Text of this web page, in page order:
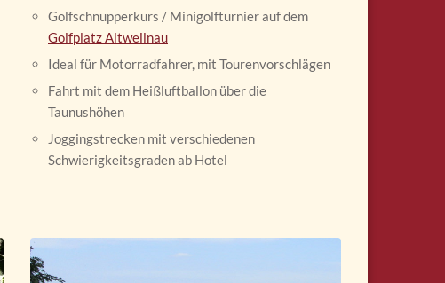
Golfschnupperkurs / Minigolfturnier auf dem
Golfplatz Altweilnau
Ideal für Motorradfahrer, mit Tourenvorschlägen
Fahrt mit dem Heißluftballon über die
Taunushöhen
Joggingstrecken mit verschiedenen
Schwierigkeitsgraden ab Hotel